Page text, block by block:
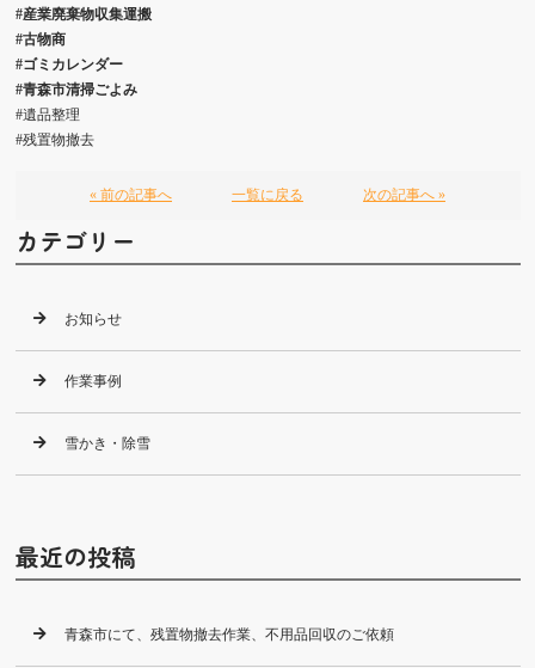
#産業廃棄物収集運搬
#古物商
#ゴミカレンダー
#青森市清掃ごよみ
#遺品整理
#残置物撤去
« 前の記事へ 一覧に戻る 次の記事へ »
カテゴリー
お知らせ
作業事例
雪かき・除雪
最近の投稿
青森市にて、残置物撤去作業、不用品回収のご依頼